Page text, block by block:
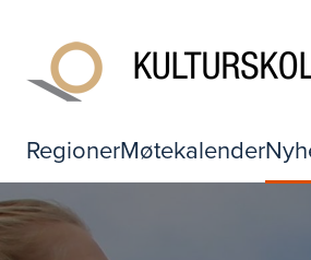
RegionerMøtekalender